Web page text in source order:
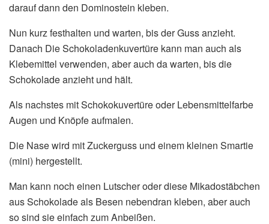
darauf dann den Dominostein kleben.
Nun kurz festhalten und warten, bis der Guss anzieht.
Danach Die Schokoladenkuvertüre kann man auch als
Klebemittel verwenden, aber auch da warten, bis die
Schokolade anzieht und hält.
Als nachstes mit Schokokuvertüre oder Lebensmittelfarbe
Augen und Knöpfe aufmalen.
Die Nase wird mit Zuckerguss und einem kleinen Smartie
(mini) hergestellt.
Man kann noch einen Lutscher oder diese Mikadostäbchen
aus Schokolade als Besen nebendran kleben, aber auch
so sind sie einfach zum Anbeißen.